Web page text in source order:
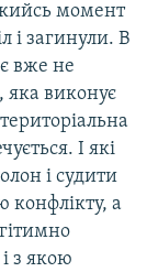
момент
і загинули. В
вже не
яка виконує
І які
і судити
конфлікту, а
з якою